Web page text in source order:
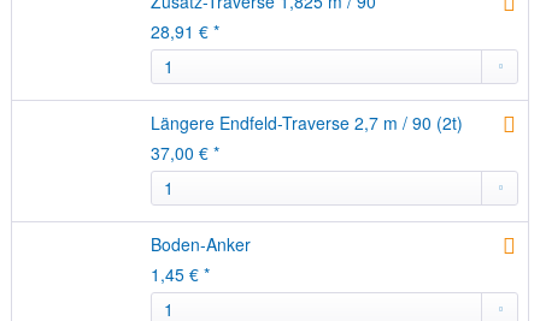
28,91 € *
Längere Endfeld-Traverse 2,7 m / 90 (2t)
37,00 € *
Boden-Anker
1,45 € *